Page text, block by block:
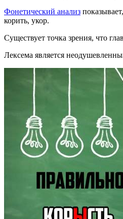
Фонетический анализ
корить, укор.
Существует точка зрения, что
Лексема является